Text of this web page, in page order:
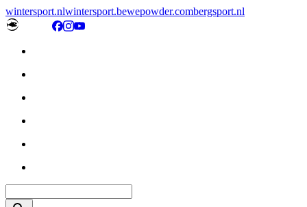
wintersport.nlwintersport.bewepowder.combergsport.nl